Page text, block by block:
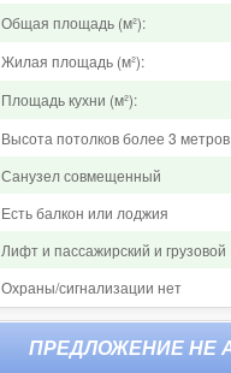
Общая площадь (м²):
Жилая площадь (м²):
Площадь кухни (м²):
Высота потолков более 3 метров
Санузел совмещенный
Есть балкон или лоджия
Лифт и пассажирский и грузовой
Охраны/сигнализации нет